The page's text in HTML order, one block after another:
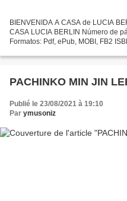
BIENVENIDA A CASA de LUCIA
CASA LUCIA BERLIN Número de
Formatos: Pdf, ePub, MOBI, FB2
gratuita...
PACHINKO MIN JIN
Publié le 23/08/2021 à 19:10
Par ymusoniz